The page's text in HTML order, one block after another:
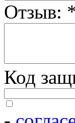
Отзыв:
Код